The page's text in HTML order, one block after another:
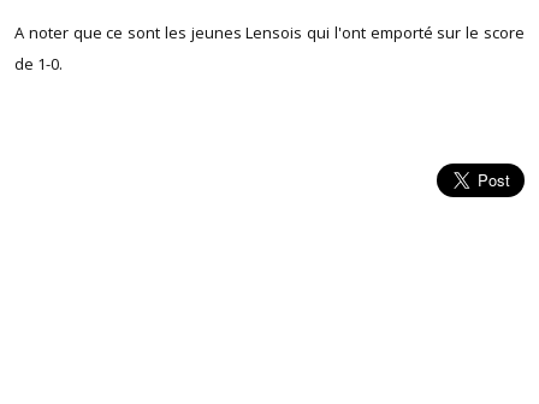
A noter que ce sont les jeunes Lensois qui l'ont emporté sur le score
de 1-0.